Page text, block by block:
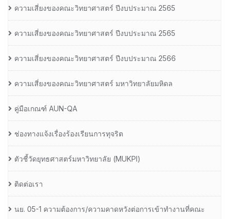
ความเสี่ยงของคณะวิทยาศาสตร์ ปีงบประมาณ 2565
ความเสี่ยงของคณะวิทยาศาสตร์ ปีงบประมาณ 2565
ความเสี่ยงของคณะวิทยาศาสตร์ ปีงบประมาณ 2566
ความเสี่ยงของคณะวิทยาศาสตร์ มหาวิทยาลัยมหิดล
คู่มือเกณฑ์ AUN-QA
ช่องทางแจ้งเรื่องร้องเรียนการทุจริต
ตัวชี้วัดยุทธศาสตร์มหาวิทยาลัย (MUKPI)
ติดต่อเรา
นย. 05-1 ความต้องการ/ความคาดหวังต่อการเข้าทำงานที่คณะ